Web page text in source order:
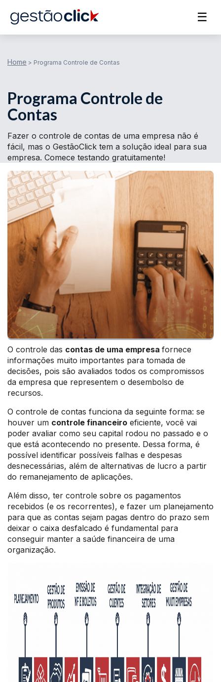
☰
Home > Programa Controle de Contas
Programa Controle de
Contas
Fazer o controle de contas de uma empresa não é
fácil, mas o GestãoClick tem a solução ideal para sua
empresa. Comece testando gratuitamente!
O controle das contas de uma empresa fornece
informações muito importantes para tomada de
decisões, pois são avaliados todos os compromissos
da empresa que representem o desembolso de
recursos.
O controle de contas funciona da seguinte forma: se
houver um controle financeiro eficiente, você vai
poder avaliar como seu capital rodou no passado e o
que está acontecendo no presente. Dessa forma, é
possível identificar possíveis falhas e despesas
desnecessárias, além de alternativas de lucro a partir
do remanejamento de aplicações.
Além disso, ter controle sobre os pagamentos
recebidos (e os recorrentes), e fazer um planejamento
para que as contas sejam pagas dentro do prazo sem
deixar o caixa desfalcado é fundamental para
conseguir manter a saúde financeira de uma
organização.